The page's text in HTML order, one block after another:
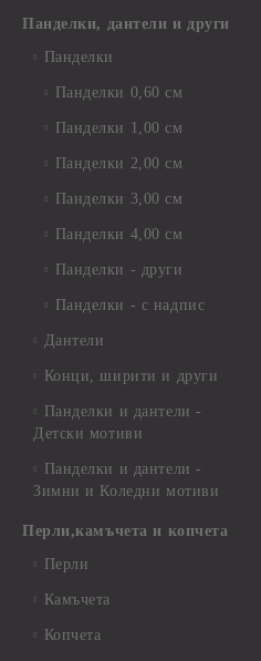
Панделки, дантели и други
Панделки
Панделки 0,60 см
Панделки 1,00 см
Панделки 2,00 см
Панделки 3,00 см
Панделки 4,00 см
Панделки - други
Панделки - с надпис
Дантели
Конци, ширити и други
Панделки и дантели -
Детски мотиви
Панделки и дантели -
Зимни и Коледни мотиви
Перли,камъчета и копчета
Перли
Камъчета
Копчета